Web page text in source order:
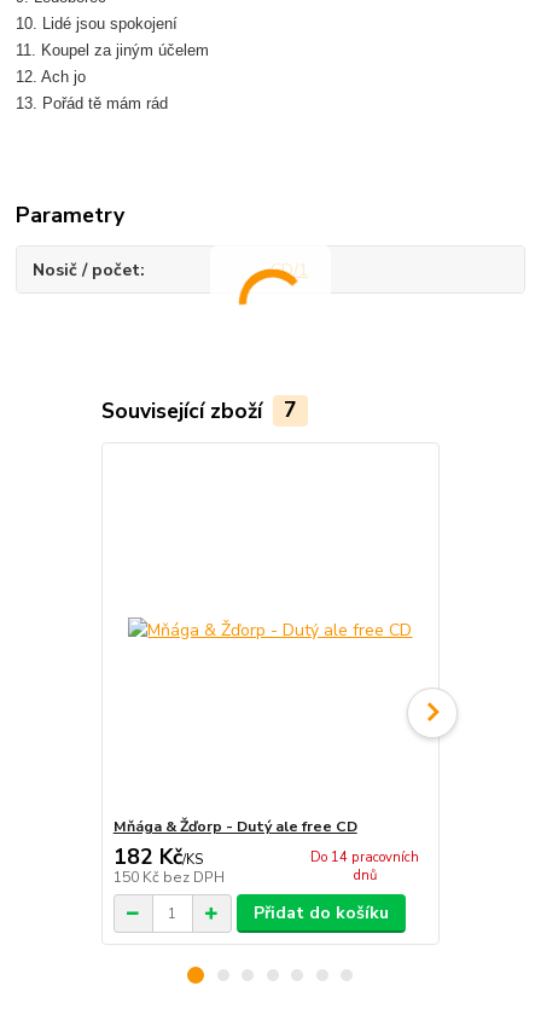
10. Lidé jsou spokojení
11. Koupel za jiným účelem
12. Ach jo
13. Pořád tě mám rád
Parametry
Nosič / počet CD/1
Související zboží 7
Mňága & Žďorp - Dutý ale free CD
182 Kč/KS
150 Kč bez DPH
Do 14 pracovních
dnů
Přidat do košíku